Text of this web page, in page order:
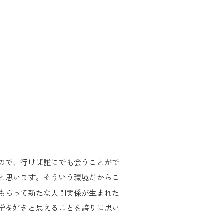
で、行けば誰にでも会うことがで
思います。そういう環境だからこ
って新たな人間関係が生まれた
好きと思えることを誇りに思い